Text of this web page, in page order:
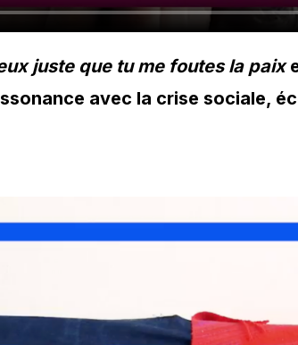
juste que tu me foutes la paix
avec la crise sociale,